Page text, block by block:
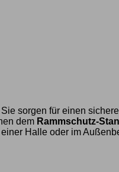
sorgen für einen
dem Rammschutz-
Halle oder im